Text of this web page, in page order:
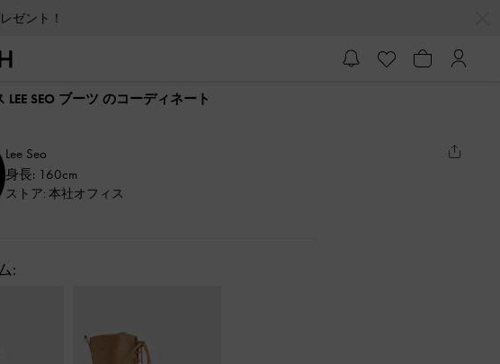
ゼント！
LEE SEO ブーツ のコーディネート
Lee Seo
身長: 160cm
ストア: 本社オフィス
: